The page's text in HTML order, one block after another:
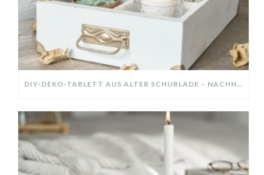
DIY-DEKO-TABLETT AUS ALTER SCHUBLADE – NACHHALTIGE HERBSTDEKO SELBER MACHEN!